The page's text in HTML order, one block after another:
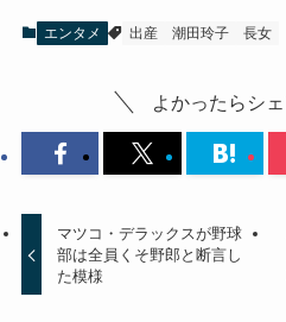
エンタメ 出産 潮田玲子 長女
よかったらシ
マツコ・デラックスが野球
部は全員くそ野郎と断言し
た模様